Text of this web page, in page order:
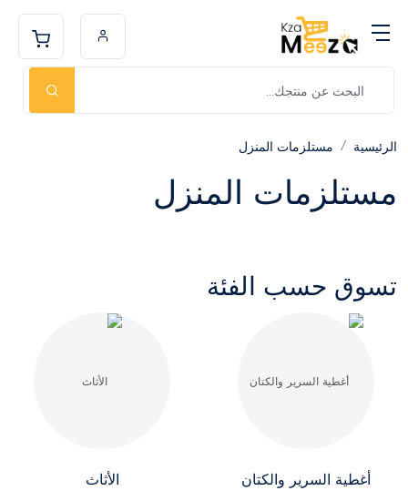
الرئيسية مستلزمات المنزل
مستلزمات المنزل
تسوق حسب الفئة
أغطية السرير والكتان الأثاث